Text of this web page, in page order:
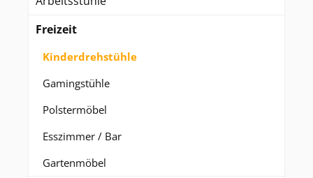
Freizeit
Kinderdrehstühle
Gamingstühle
Polstermöbel
Esszimmer / Bar
Gartenmöbel